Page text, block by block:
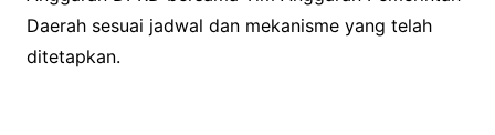
Daerah sesuai jadwal dan mekanisme yang telah
ditetapkan.